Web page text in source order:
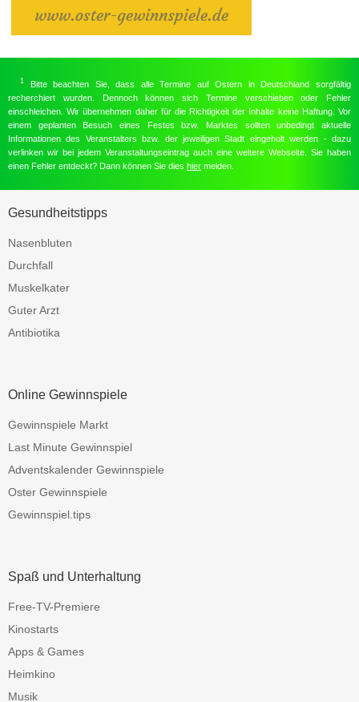
1 Bitte beachten Sie, dass alle Termine auf Ostern in Deutschland sorgfältig
recherchiert wurden. Dennoch können sich Termine verschieben oder Fehler
einschleichen. Wir übernehmen daher für die Richtigkeit der Inhalte keine Haftung. Vor
einem geplanten Besuch eines Festes bzw. Marktes sollten unbedingt aktuelle
Informationen des Veranstalters bzw. der jeweiligen Stadt eingeholt werden - dazu
verlinken wir bei jedem Veranstaltungseintrag auch eine weitere Webseite. Sie haben
einen Fehler entdeckt? Dann können Sie dies hier melden.
Gesundheitstipps
Nasenbluten
Durchfall
Muskelkater
Guter Arzt
Antibiotika
Online Gewinnspiele
Gewinnspiele Markt
Last Minute Gewinnspiel
Adventskalender Gewinnspiele
Oster Gewinnspiele
Gewinnspiel.tips
Spaß und Unterhaltung
Free-TV-Premiere
Kinostarts
Apps & Games
Heimkino
Musik